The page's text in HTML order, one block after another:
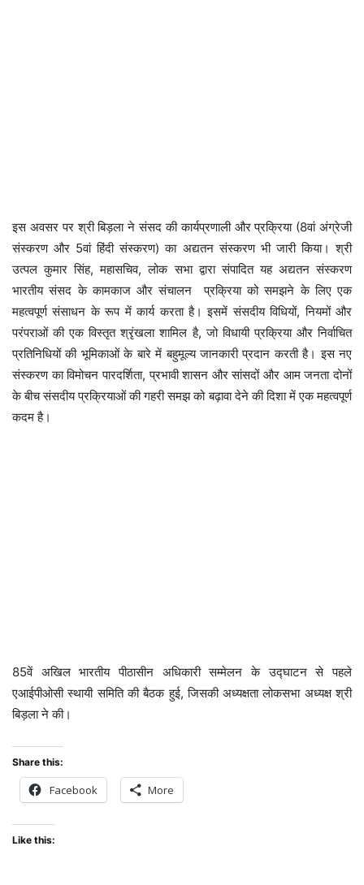
इस अवसर पर श्री बिड़ला ने संसद की कार्यप्रणाली और प्रक्रिया (8वां अंग्रेजी
संस्करण और 5वां हिंदी संस्करण) का अद्यतन संस्करण भी जारी किया। श्री
उत्पल कुमार सिंह, महासचिव, लोक सभा द्वारा संपादित यह अद्यतन संस्करण
भारतीय संसद के कामकाज और संचालन प्रक्रिया को समझने के लिए एक
महत्वपूर्ण संसाधन के रूप में कार्य करता है। इसमें संसदीय विधियों, नियमों और
परंपराओं की एक विस्तृत श्रृंखला शामिल है, जो विधायी प्रक्रिया और निर्वाचित
प्रतिनिधियों की भूमिकाओं के बारे में बहुमूल्य जानकारी प्रदान करती है। इस नए
संस्करण का विमोचन पारदर्शिता, प्रभावी शासन और सांसदों और आम जनता दोनों
के बीच संसदीय प्रक्रियाओं की गहरी समझ को बढ़ावा देने की दिशा में एक महत्वपूर्ण
कदम है।
85वें अखिल भारतीय पीठासीन अधिकारी सम्मेलन के उद्घाटन से पहले
एआईपीओसी स्थायी समिति की बैठक हुई, जिसकी अध्यक्षता लोकसभा अध्यक्ष श्री
बिड़ला ने की।
Share this:
Facebook More
Like this: